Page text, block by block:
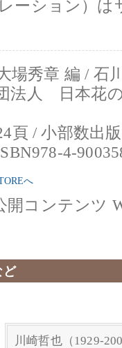
ーション）は
場秀章 編 / 石
法人 日本花
頁 / 小部数出
4-
へ
開コンテンツ
ど
川崎哲也（1929-